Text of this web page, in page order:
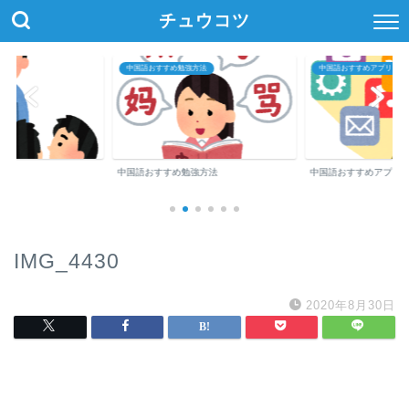
チュウコツ
中国語おすすめ勉強方法
中国語おすすめ勉強方法
中国語おすすめアプリ・参
中国語おすすめアプリ
IMG_4430
2020年8月30日